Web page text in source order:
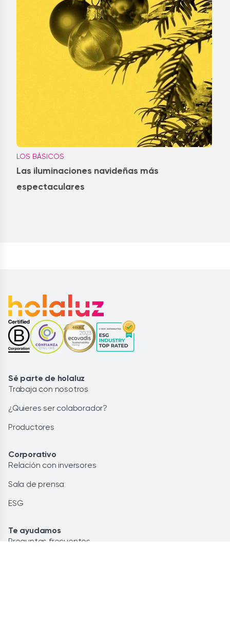
LOS BÁSICOS
Las iluminaciones navideñas más
espectaculares
Sé parte de holaluz
Trabaja con nosotros
¿Quieres ser colaborador?
Productores
Corporativo
Relación con inversores
Sala de prensa
ESG
Te ayudamos
Preguntas frecuentes